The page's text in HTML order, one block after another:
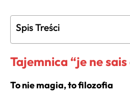
Spis Treści
Tajemnica “je ne sais
To nie magia, to filozofia